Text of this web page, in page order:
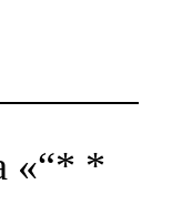
«“* *